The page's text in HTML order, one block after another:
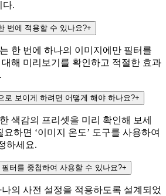
다.
번에 적용할 수 있나요?+
한 번에 하나의 이미지에만 필터를
해 미리보기를 확인하고 적절한 효과
로 보이게 하려면 어떻게 해야 하나요?+
색감의 프리셋을 미리 확인해 보세
하면 ‘이미지 온도’ 도구를 사용하여
하세요.
터를 중첩하여 사용할 수 있나요?+
의 사전 설정을 적용하도록 설계되었